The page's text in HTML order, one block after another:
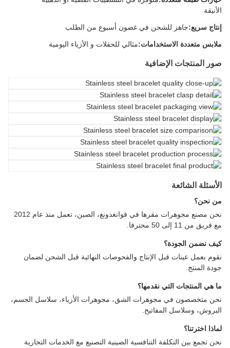
الأنيقة
إنتاج سريع:جاهز للشحن في غضون أسبوع من الطلب
ملابس متعددة الاستخدامات:مثالي للحفلات و الأزياء اليومية
صور المنتجات الإضافية
الأسئلة الشائعة
من نحن؟
نحن مصنع مجوهرات مقرها في قوانغدونغ، الصين، تعمل منذ عام 2012
مع فريق من 11 إلى 50 محترفا.
كيف نضمن الجودة؟
نقوم بعمل عينات قبل الإنتاج والفحوصات النهائية قبل الشحن لضمان
جودة المنتج.
ما هي المنتجات التي نقدمها؟
نحن متخصصون في مجوهرات الشق، مجوهرات الأزياء، سلاسل الجسم،
البروش، وسلاسل المفاتيح.
لماذا اخترتنا؟
نحن نجمع بين التكلفة التنافسية الصينية التصنيع مع الخدمات التجارية